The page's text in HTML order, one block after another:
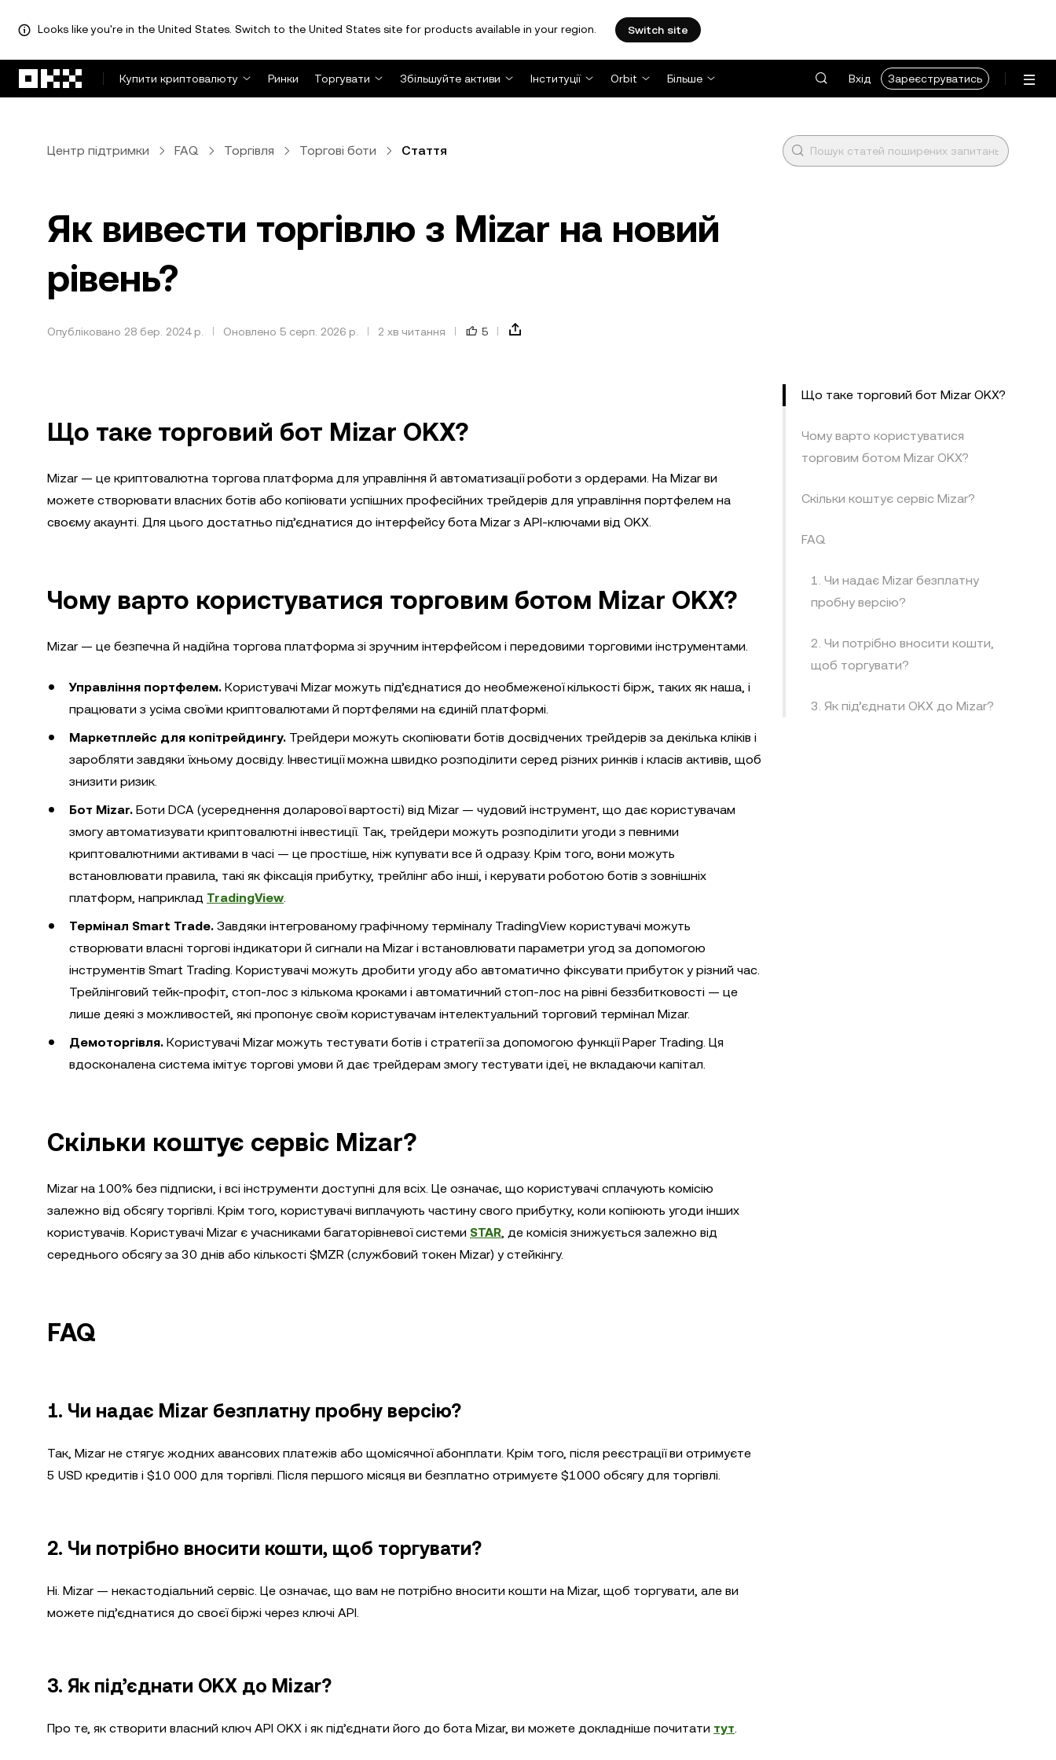
Looks like you're in the United States. Switch to the United States site for products available in your region. Switch site
Купити криптовалюту
Ринки Торгувати Збільшуйте активи Інституції Orbit Більше Вхід Зареєструватись
Центр підтримки FAQ Торгівля Торгові боти Стаття
Як вивести торгівлю з Mizar на новий
рівень?
Опубліковано 28 бер. 2024 р. Оновлено 5 серп. 2026 р. 2 хв читання 5
Що таке торговий бот Mizar OKX?
Mizar — це криптовалютна торгова платформа для управління й автоматизації роботи з ордерами. На Mizar ви
можете створювати власних ботів або копіювати успішних професійних трейдерів для управління портфелем на
своєму акаунті. Для цього достатньо під’єднатися до інтерфейсу бота Mizar з API-ключами від OKX.
Чому варто користуватися торговим ботом Mizar OKX?
Mizar — це безпечна й надійна торгова платформа зі зручним інтерфейсом і передовими торговими інструментами.
Управління портфелем. Користувачі Mizar можуть під’єднатися до необмеженої кількості бірж, таких як наша, і
працювати з усіма своїми криптовалютами й портфелями на єдиній платформі.
Маркетплейс для копітрейдингу. Трейдери можуть скопіювати ботів досвідчених трейдерів за декілька кліків і
заробляти завдяки їхньому досвіду. Інвестиції можна швидко розподілити серед різних ринків і класів активів, щоб
знизити ризик.
Бот Mizar. Боти DCA (усереднення доларової вартості) від Mizar — чудовий інструмент, що дає користувачам
змогу автоматизувати криптовалютні інвестиції. Так, трейдери можуть розподілити угоди з певними
криптовалютними активами в часі — це простіше, ніж купувати все й одразу. Крім того, вони можуть
встановлювати правила, такі як фіксація прибутку, трейлінг або інші, і керувати роботою ботів з зовнішніх
платформ, наприклад TradingView.
Термінал Smart Trade. Завдяки інтегрованому графічному терміналу TradingView користувачі можуть
створювати власні торгові індикатори й сигнали на Mizar і встановлювати параметри угод за допомогою
інструментів Smart Trading. Користувачі можуть дробити угоду або автоматично фіксувати прибуток у різний час.
Трейлінговий тейк-профіт, стоп-лос з кількома кроками і автоматичний стоп-лос на рівні беззбитковості — це
лише деякі з можливостей, які пропонує своїм користувачам інтелектуальний торговий термінал Mizar.
Демоторгівля. Користувачі Mizar можуть тестувати ботів і стратегії за допомогою функції Paper Trading. Ця
вдосконалена система імітує торгові умови й дає трейдерам змогу тестувати ідеї, не вкладаючи капітал.
Скільки коштує сервіс Mizar?
Mizar на 100% без підписки, і всі інструменти доступні для всіх. Це означає, що користувачі сплачують комісію
залежно від обсягу торгівлі. Крім того, користувачі виплачують частину свого прибутку, коли копіюють угоди інших
користувачів. Користувачі Mizar є учасниками багаторівневої системи STAR, де комісія знижується залежно від
середнього обсягу за 30 днів або кількості $MZR (службовий токен Mizar) у стейкінгу.
FAQ
1. Чи надає Mizar безплатну пробну версію?
Так, Mizar не стягує жодних авансових платежів або щомісячної абонплати. Крім того, після реєстрації ви отримуєте
5 USD кредитів і $10 000 для торгівлі. Після першого місяця ви безплатно отримуєте $1000 обсягу для торгівлі.
2. Чи потрібно вносити кошти, щоб торгувати?
Ні. Mizar — некастодіальний сервіс. Це означає, що вам не потрібно вносити кошти на Mizar, щоб торгувати, але ви
можете під’єднатися до своєї біржі через ключі API.
3. Як під’єднати OKX до Mizar?
Про те, як створити власний ключ API OKX і як під’єднати його до бота Mizar, ви можете докладніше почитати тут.
Що таке торговий бот Mizar OKX?
Чому варто користуватися
торговим ботом Mizar OKX?
Скільки коштує сервіс Mizar?
FAQ
1. Чи надає Mizar безплатну
пробну версію?
2. Чи потрібно вносити кошти,
щоб торгувати?
3. Як під’єднати OKX до Mizar?